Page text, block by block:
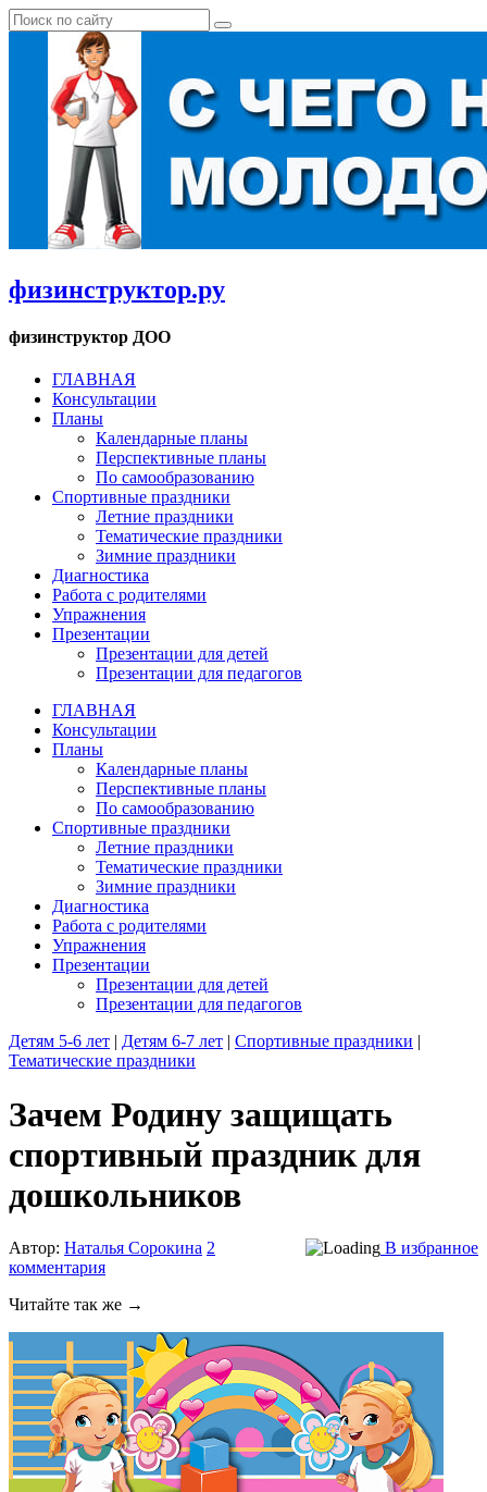
физинструктор.ру
физинструктор ДОО
ГЛАВНАЯ
Консультации
Планы
Календарные планы
Перспективные планы
По самообразованию
Спортивные праздники
Летние праздники
Тематические праздники
Зимние праздники
Диагностика
Работа с родителями
Упражнения
Презентации
Презентации для детей
Презентации для педагогов
ГЛАВНАЯ
Консультации
Планы
Календарные планы
Перспективные планы
По самообразованию
Спортивные праздники
Летние праздники
Тематические праздники
Зимние праздники
Диагностика
Работа с родителями
Упражнения
Презентации
Презентации для детей
Презентации для педагогов
Детям 5-6 лет | Детям 6-7 лет | Спортивные праздники |
Тематические праздники
Зачем Родину защищать
спортивный праздник для
дошкольников
Автор: Наталья Сорокина В избранное
2
комментария
Читайте так же →